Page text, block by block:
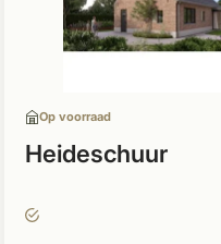
Op voorraad
Heideschuur